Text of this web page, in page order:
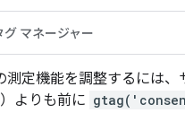
グ マネージャー
測定機能を調整するには
よりも前に